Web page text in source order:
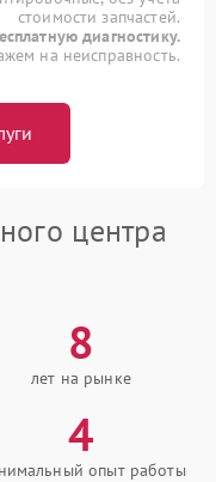
стоимости запчастей.
диагностику.
на неисправность.
центра
8
лет на рынке
4
опыт работы